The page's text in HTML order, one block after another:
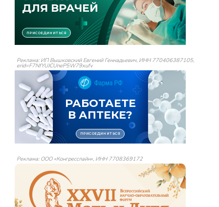
Реклама: ИП Вышковский Евгений Геннадьевич, ИНН 770406387105,
erid=F7NfYUJCUneP5W79xufv
Реклама: ООО «Конгресслайн», ИНН 7708369172